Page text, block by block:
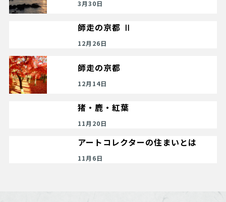
3月30日
師走の京都 Ⅱ
12月26日
師走の京都
12月14日
猪・鹿・紅葉
11月20日
アートコレクターの住まいとは
11月6日